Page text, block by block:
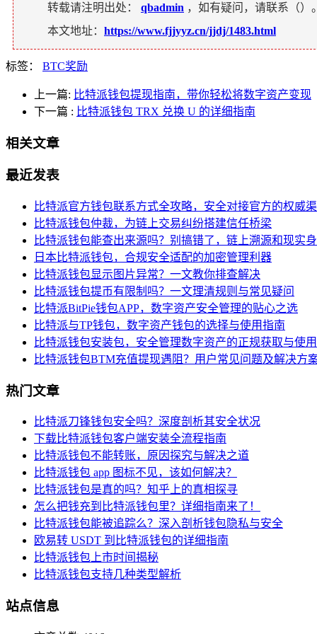
转载请注明出处： qbadmin ，如有疑问，请联系（）。
本文地址： https://www.fjjyyz.cn/jjdj/1483.html
标签： BTC奖励
上一篇: 比特派钱包提现指南，带你轻松将数字资产变现
下一篇 : 比特派钱包 TRX 兑换 U 的详细指南
相关文章
最近发表
比特派官方钱包联系方式全攻略，安全对接官方的权威
比特派钱包仲裁，为链上交易纠纷搭建信任桥梁
比特派钱包能查出来源吗？别搞错了，链上溯源和现实
日本比特派钱包，合规安全适配的加密管理利器
比特派钱包显示图片异常？一文教你排查解决
比特派钱包提币有限制吗？一文理清规则与常见疑问
比特派BitPie钱包APP，数字资产安全管理的贴心之选
比特派与TP钱包，数字资产钱包的选择与使用指南
比特派钱包安装包，安全管理数字资产的正规获取与使
比特派钱包BTM充值提现遇阻？用户常见问题及解决方
热门文章
比特派刀锋钱包安全吗？深度剖析其安全状况
下载比特派钱包客户端安装全流程指南
比特派钱包不能转账，原因探究与解决之道
比特派钱包 app 图标不见，该如何解决？
比特派钱包是真的吗？知乎上的真相探寻
怎么把钱充到比特派钱包里？详细指南来了！
比特派钱包能被追踪么？深入剖析钱包隐私与安全
欧易转 USDT 到比特派钱包的详细指南
比特派钱包上市时间揭秘
比特派钱包支持几种类型解析
站点信息